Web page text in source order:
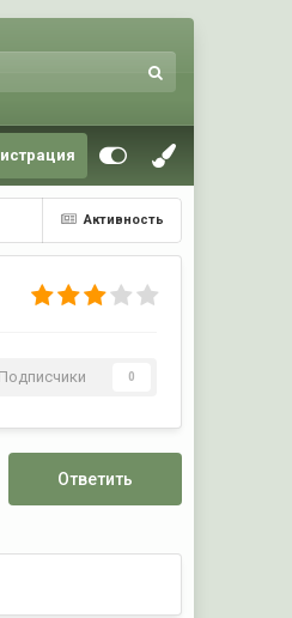
Активность
Подписчики 0
Ответить